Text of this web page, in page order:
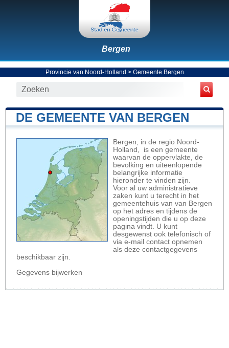
Bergen
Provincie van Noord-Holland > Gemeente Bergen
DE GEMEENTE VAN BERGEN
Bergen, in de regio Noord-
Holland, is een gemeente
waarvan de oppervlakte, de
bevolking en uiteenlopende
belangrijke informatie
hieronder te vinden zijn.
Voor al uw administratieve
zaken kunt u terecht in het
gemeentehuis van van Bergen
op het adres en tijdens de
openingstijden die u op deze
pagina vindt. U kunt
desgewenst ook telefonisch of
via e-mail contact opnemen
als deze contactgegevens
beschikbaar zijn.
Gegevens bijwerken